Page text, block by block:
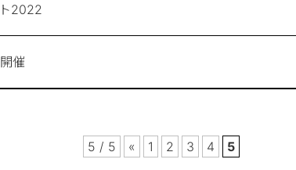
2022
催
5 / 5 « 1 2 3 4 5